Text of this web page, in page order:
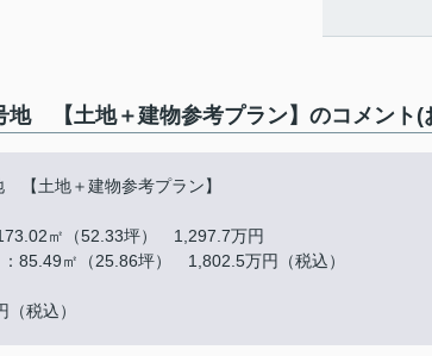
【土地＋建物参考プラン】のコメント(
土地＋建物参考プラン】
㎡（52.33坪） 1,297.7万円
85.49㎡（25.86坪） 1,802.5万円（税込）
税込）